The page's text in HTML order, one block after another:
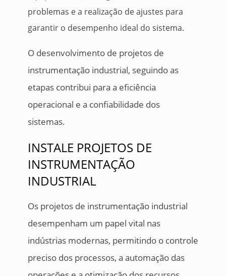
problemas e a realização de ajustes para
garantir o desempenho ideal do sistema.
O desenvolvimento de projetos de
instrumentação industrial, seguindo as
etapas contribui para a eficiência
operacional e a confiabilidade dos
sistemas.
INSTALE PROJETOS DE
INSTRUMENTAÇÃO
INDUSTRIAL
Os projetos de instrumentação industrial
desempenham um papel vital nas
indústrias modernas, permitindo o controle
preciso dos processos, a automação das